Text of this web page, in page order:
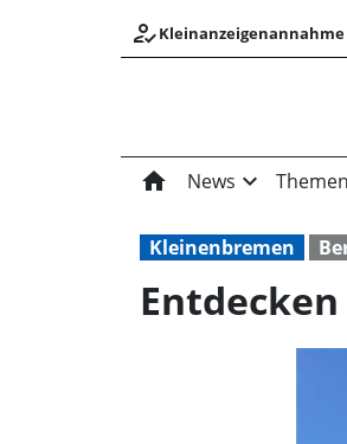
how_to_reg
home News expand_more
Kleinenbremen
Entdecken